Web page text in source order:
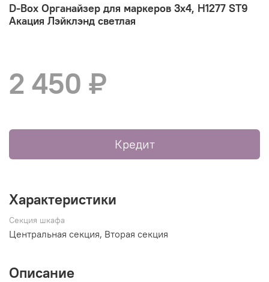
D-Box Органайзер для маркеров 3х4, H1277 ST9
Акация Лэйклэнд светлая
2 450 ₽
Кредит
Характеристики
Секция шкафа
Центральная секция, Вторая секция
Описание